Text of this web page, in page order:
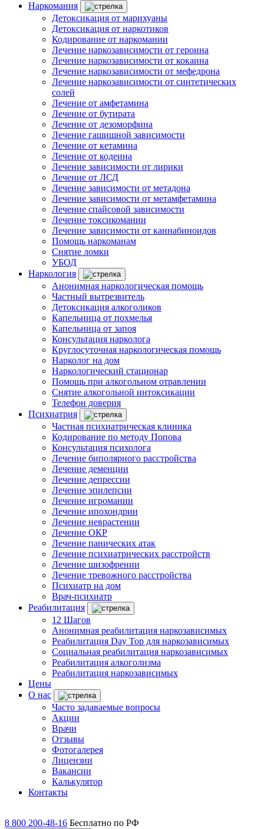
Наркомания
Детоксикация от марихуаны
Детоксикация от наркотиков
Кодирование от наркомании
Лечение наркозависимости от героина
Лечение наркозависимости от кокаина
Лечение наркозависимости от мефедрона
Лечение наркозависимости от синтетических
солей
Лечение от амфетамина
Лечение от бутирата
Лечение от дезоморфина
Лечение гашишной зависимости
Лечение от кетамина
Лечение от кодеина
Лечение зависимости от лирики
Лечение от ЛСД
Лечение зависимости от метадона
Лечение зависимости от метамфетамина
Лечение спайсовой зависимости
Лечение токсикомании
Лечение зависимости от каннабиноидов
Помощь наркоманам
Снятие ломки
УБОД
Наркология
Анонимная наркологическая помощь
Частный вытрезвитель
Детоксикация алкоголиков
Капельница от похмелья
Капельница от запоя
Консультация нарколога
Круглосуточная наркологическая помощь
Нарколог на дом
Наркологический стационар
Помощь при алкогольном отравлении
Снятие алкогольной интоксикации
Телефон доверия
Психиатрия
Частная психиатрическая клиника
Кодирование по методу Попова
Консультация психолога
Лечение биполярного расстройства
Лечение деменции
Лечение депрессии
Лечение эпилепсии
Лечение игромании
Лечение ипохондрии
Лечение неврастении
Лечение ОКР
Лечение панических атак
Лечение психиатрических расстройств
Лечение шизофрении
Лечение тревожного расстройства
Психиатр на дом
Врач-психиатр
Реабилитация
12 Шагов
Анонимная реабилитация наркозависимых
Реабилитация Day Top для наркозависимых
Социальная реабилитация наркозависимых
Реабилитация алкоголизма
Реабилитация наркозависимых
Цены
О нас
Часто задаваемые вопросы
Акции
Врачи
Отзывы
Фотогалерея
Лицензии
Вакансии
Калькулятор
Контакты
8 800 200-48-16 Бесплатно по РФ